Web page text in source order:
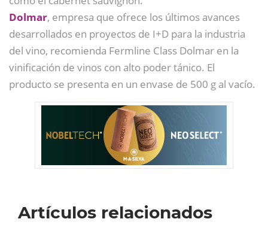
Dolmar, empresa que ofrece los últimos avances
desarrollados en proyectos de I+D para la industria
del vino, recomienda Fermline Class Dolmar en la
vinificación de vinos con alto poder tánico. El
producto se presenta en un envase de 500 g al vacío.
Artículos relacionados